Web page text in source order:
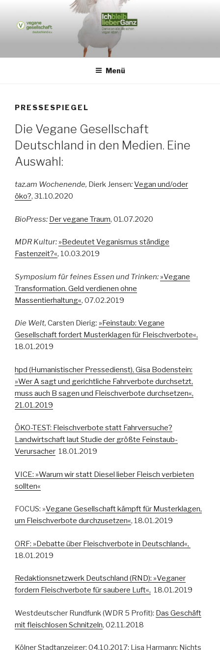
springen
VEGANE GESELLSCHAFT
DEUTSCHLAND E.V.
Eine Webseite im Rahmen der veganen Bundesrepublik
Menü
PRESSESPIEGEL
Die Vegane Gesellschaft
Deutschland in den Medien. Eine
Auswahl:
taz.am Wochenende, Dierk Jensen:Vegan und/oder
öko?, 31.10.2020
BioPress: Der vegane Traum, 01.07.2020
MDR Kultur: »Bedeutet Veganismus ständige
Fastenzeit?«, 10.03.2019
Symposium für feines Essen und Trinken: »Vegane
Transformation. Geld verdienen ohne
Massentierhaltung«, 07.02.2019
Die Welt, Carsten Dierig: »Feinstaub: Vegane
Gesellschaft fordert Musterklagen für Fleischverbote«,
18.01.2019
hpd (Humanistischer Pressedienst), Gisa Bodenstein:
»Wer A sagt und gerichtliche Fahrverbote durchsetzt,
muss auch B sagen und Fleischverbote durchsetzen«,
21.01.2019
ÖKO-TEST: Fleischverbote statt Fahrversuche?
Landwirtschaft laut Studie der größte Feinstaub-
Verursacher 18.01.2019
VICE: »Warum wir statt Diesel lieber Fleisch verbieten
sollten«
FOCUS: »Vegane Gesellschaft kämpft für Musterklagen,
um Fleischverbote durchzusetzen«, 18.01.2019
ORF: »Debatte über Fleischverbote in Deutschland«,
18.01.2019
Redaktionsnetzwerk Deutschland (RND): »Veganer
fordern Fleischverbote für saubere Luft«, 18.01.2019
Westdeutscher Rundfunk (WDR 5 Profit): Das Geschäft
mit fleischlosen Schnitzeln, 02.11.2018
Kölner Stadtanzeiger: 04.10.2017: Lisa Harmann: Nichts